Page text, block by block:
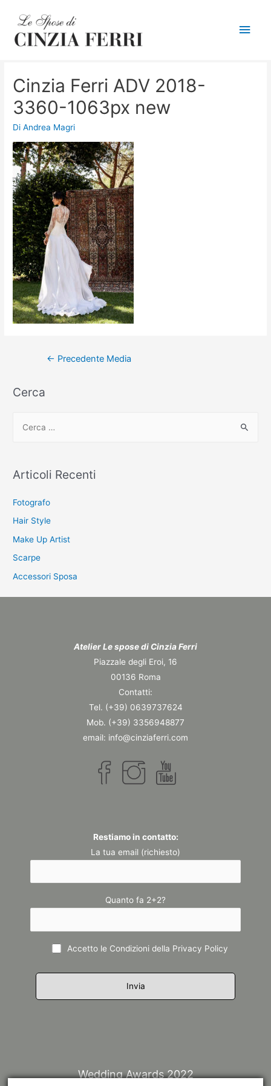
Cinzia Ferri ADV 2018-
3360-1063px new
DiAndrea Magri
Navigazione
← Precedente Media
Cerca
c
:
Articoli Recenti
Fotografo
Hair Style
Make Up Artist
Scarpe
Accessori Sposa
Atelier Le spose di Cinzia Ferri
Piazzale degli Eroi, 16
00136 Roma
Contatti:
Tel. (+39) 0639737624
Mob. (+39) 3356948877
email: info@cinziaferri.com
Restiamo in contatto:
La tua email (richiesto)
Quanto fa 2+2?
Accetto le Condizioni della Privacy Policy
Wedding Awards 2022